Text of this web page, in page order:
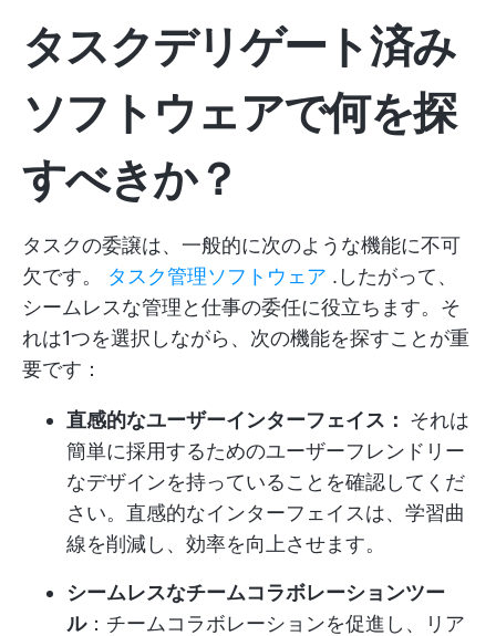
タスクデリゲート済み
ソフトウェアで何を探
すべきか？
タスクの委譲は、一般的に次のような機能に不可
欠です。 タスク管理ソフトウェア .したがって、
シームレスな管理と仕事の委任に役立ちます。そ
れは1つを選択しながら、次の機能を探すことが重
要です：
直感的なユーザーインターフェイス： それは
簡単に採用するためのユーザーフレンドリー
なデザインを持っていることを確認してくだ
さい。直感的なインターフェイスは、学習曲
線を削減し、効率を向上させます。
シームレスなチームコラボレーションツー
ル：チームコラボレーションを促進し、リア